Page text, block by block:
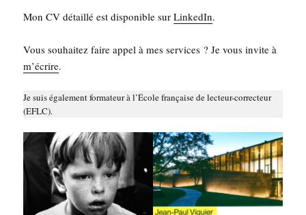
Mon CV détaillé est dis­po­nible surLin­ke­dIn.
Vous sou­hai­tez faire appel à mes ser­vices ? Je vous invite à
m’é­crire.
Je suis éga­le­ment for­ma­teur à l’É­cole fran­çaise de lec­teur-cor­rec­teur
(EFLC).